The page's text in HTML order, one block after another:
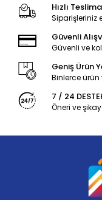
Hızlı
Siparişleriniz
Güvenli
Güvenli ve
Geniş Ürün
Binlerce
7 / 24
Öneri ve